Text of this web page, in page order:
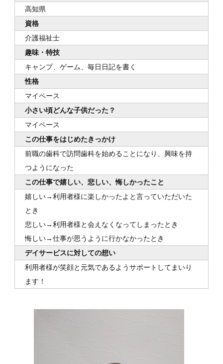
高知県
資格
介護福祉士
趣味・特技
キャンプ、ゲーム、毎日日記を書く
性格
マイペース
小さい頃どんな子供だった？
マイペース
この仕事をはじめたきっかけ
前職の歯科で訪問歯科を始めることになり、興味を持
つようになった
この仕事で嬉しい、悲しい、悔しかったこと
嬉しい→利用者様に楽しかったよと言っていただいた
とき
悲しい→利用者様と会えなくなってしまったとき
悔しい→仕事が思うように行かなかったとき
デイサービスに対しての想い
利用者様が笑顔と元気であるようサポートしてまいり
ます！